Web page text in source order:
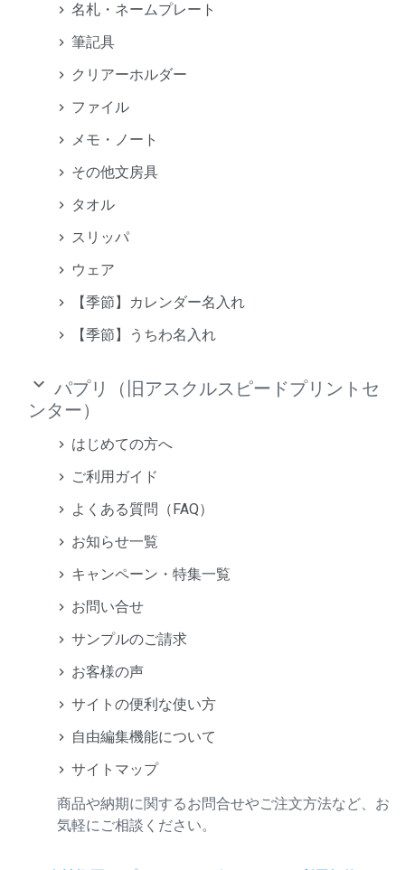
名札・ネームプレート
筆記具
クリアーホルダー
ファイル
メモ・ノート
その他文房具
タオル
スリッパ
ウェア
【季節】カレンダー名入れ
【季節】うちわ名入れ
keyboard_arrow_down パプリ（旧アスクルスピードプリントセ
ンター）
はじめての方へ
ご利用ガイド
よくある質問（FAQ）
お知らせ一覧
キャンペーン・特集一覧
お問い合せ
サンプルのご請求
お客様の声
サイトの便利な使い方
自由編集機能について
サイトマップ
商品や納期に関するお問合せやご注文方法など、お
気軽にご相談ください。